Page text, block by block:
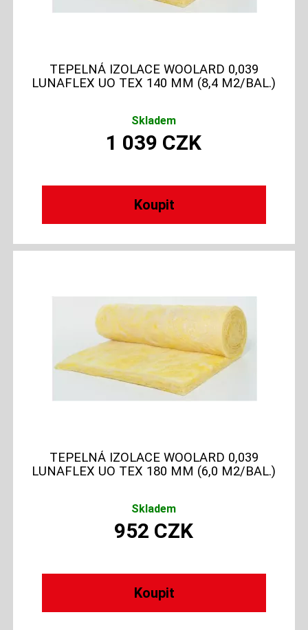
TEPELNÁ IZOLACE WOOLARD 0,039
LUNAFLEX UO TEX 140 MM (8,4 M2/BAL.)
Skladem
1 039 CZK
TEPELNÁ IZOLACE WOOLARD 0,039
LUNAFLEX UO TEX 180 MM (6,0 M2/BAL.)
Skladem
952 CZK